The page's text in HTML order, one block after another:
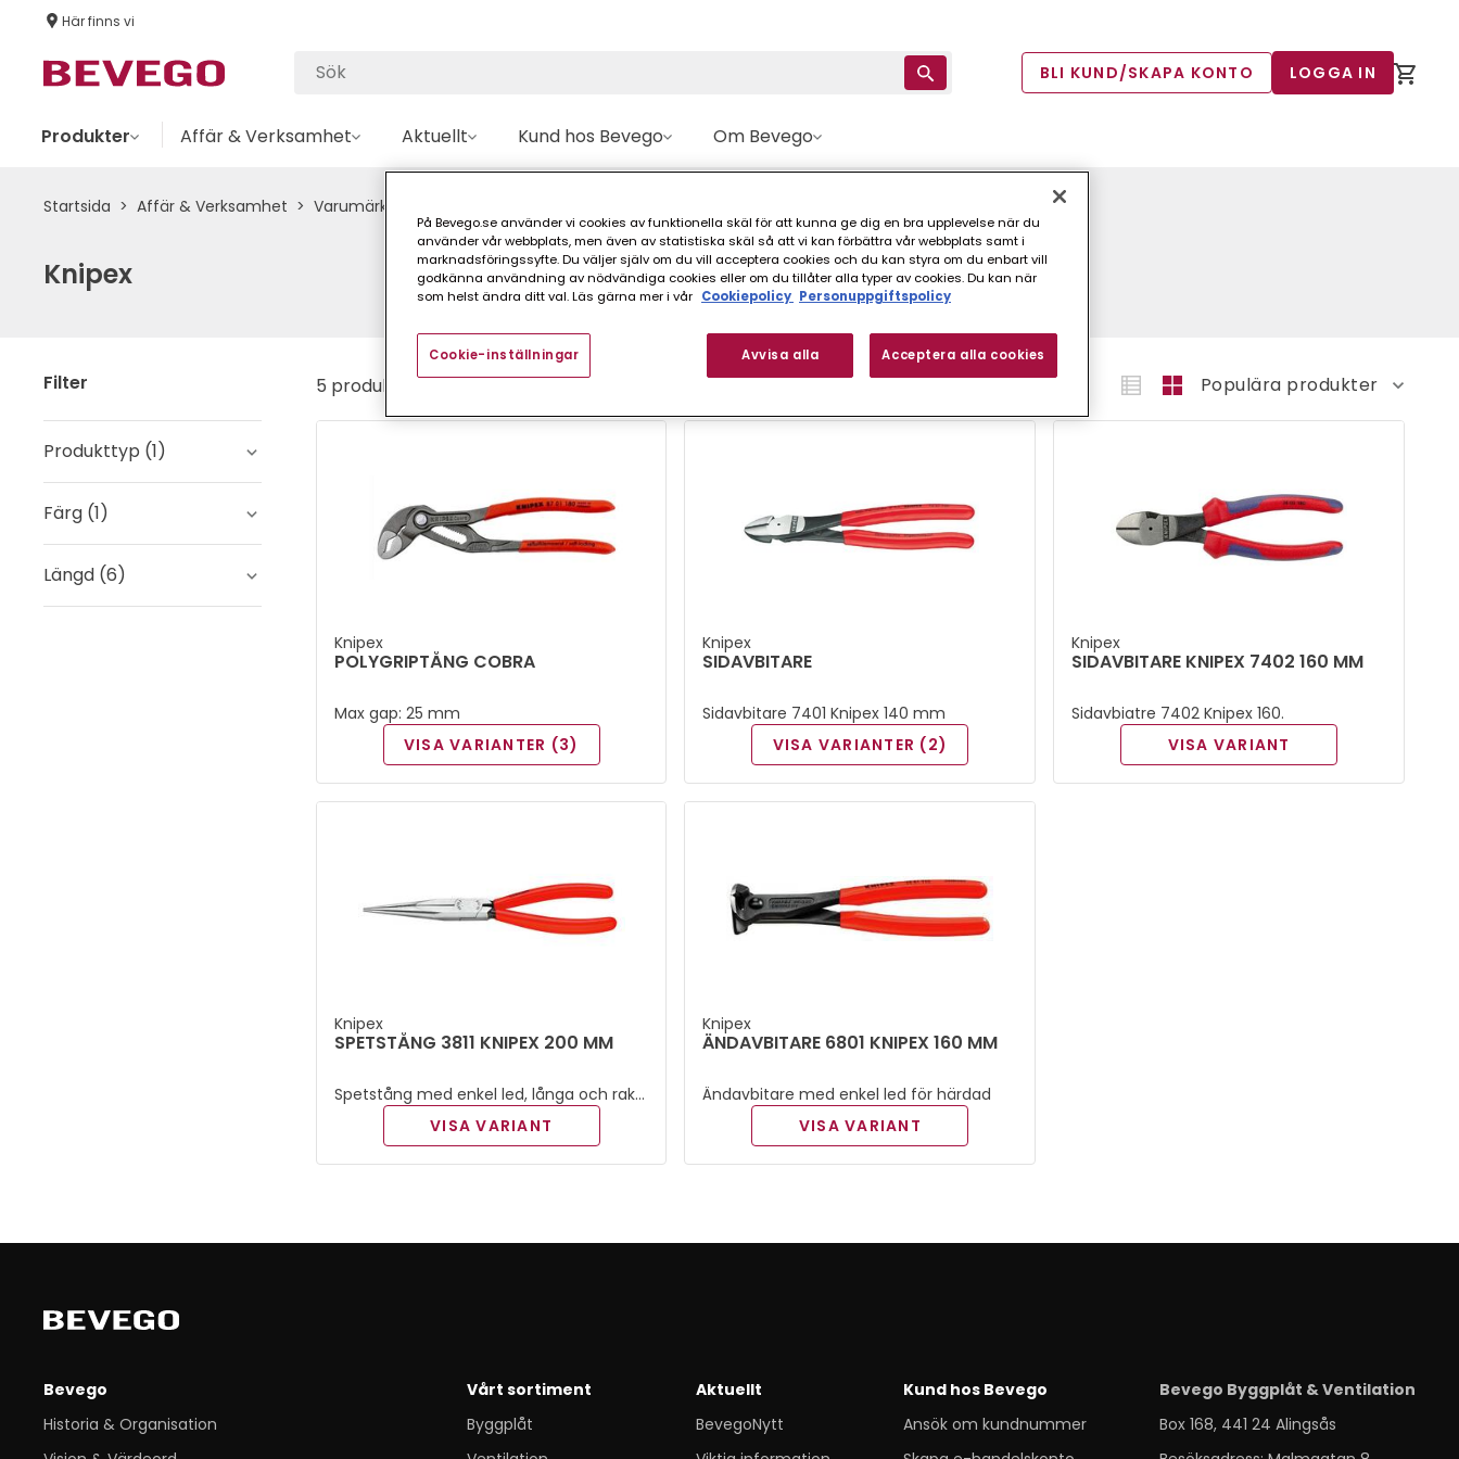
Här finns vi
BLI KUND/SKAPA KONTO LOGGA IN
Produkter Affär & Verksamhet Aktuellt Kund hos Bevego Om Bevego
Startsida Affär & Verksamhet Varumärken
Knipex
Filter
Produkttyp (1)
Övriga tänger
Färg (1)
Röd
Längd (6)
5 produkter
Knipex
POLYGRIPTÅNG COBRA
Max gap: 25 mm
VISA VARIANTER (3)
Knipex
SIDAVBITARE
Sidavbitare 7401 Knipex 140 mm
VISA VARIANTER (2)
Knipex
SIDAVBITARE KNIPEX 7402 160 MM
Sidavbiatre 7402 Knipex 160.
VISA VARIANT
Knipex
SPETSTÅNG 3811 KNIPEX 200 MM
Spetstång med enkel led, långa och raka
käftar. Räfflad gripyta, polerat huvud och
med plastklädda skänklar.
VISA VARIANT
Knipex
ÄNDAVBITARE 6801 KNIPEX 160 MM
Ändavbitare med enkel led för härdad
tråd. Polerad. Plastklädda skänklar.
VISA VARIANT
Bevego
Historia & Organisation
Vårt sortiment
Byggplåt
Aktuellt
BevegoNytt
Kund hos Bevego
Ansök om kundnummer
Bevego Byggplåt & Ventilation
Box 168, 441 24 Alingsås
På Bevego.se använder vi cookies av funktionella skäl för att kunna ge dig en bra upplevelse när du
använder vår webbplats, men även av statistiska skäl så att vi kan förbättra vår webbplats samt i
marknadsföringssyfte. Du väljer själv om du vill acceptera cookies och du kan styra om du enbart vill
godkänna användning av nödvändiga cookies eller om du tillåter alla typer av cookies. Du kan när
som helst ändra ditt val. Läs gärna mer i vår Cookiepolicy Personuppgiftspolicy
Avvisa alla Acceptera alla cookies
Cookie-inställningar